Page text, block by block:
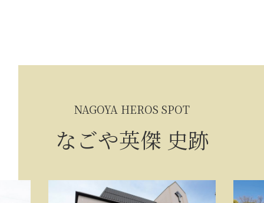
NAGOYA HEROS SPOT
なごや英傑 史跡